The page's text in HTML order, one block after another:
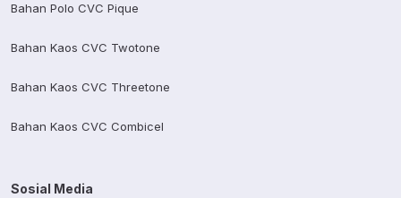
Bahan Polo CVC Pique
Bahan Kaos CVC Twotone
Bahan Kaos CVC Threetone
Bahan Kaos CVC Combicel
Sosial Media